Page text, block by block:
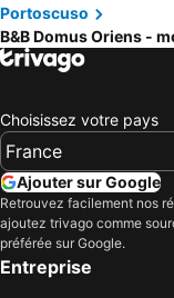
Portoscuso
B&B Domus Oriens -
Choisissez votre pays
Ajouter sur Google
Retrouvez facilement nos
ajoutez trivago comme
préférée sur Google.
Entreprise